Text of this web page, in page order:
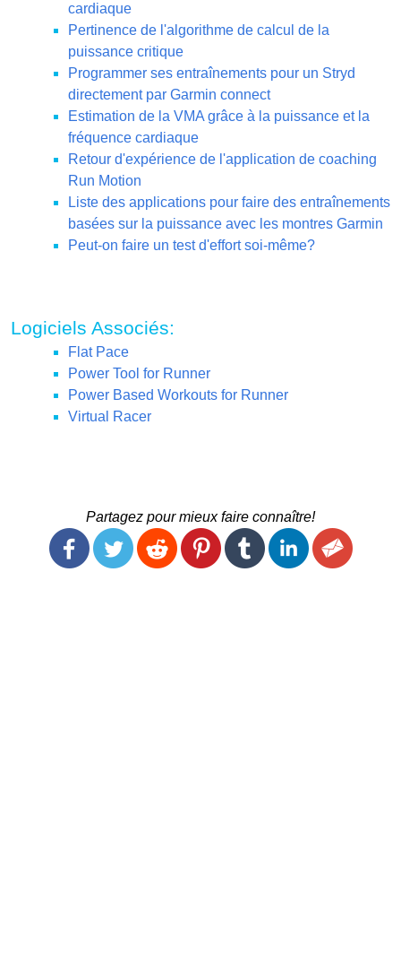
cardiaque
Pertinence de l'algorithme de calcul de la
puissance critique
Programmer ses entraînements pour un Stryd
directement par Garmin connect
Estimation de la VMA grâce à la puissance et la
fréquence cardiaque
Retour d'expérience de l'application de coaching
Run Motion
Liste des applications pour faire des entraînements
basées sur la puissance avec les montres Garmin
Peut-on faire un test d'effort soi-même?
Logiciels Associés:
Flat Pace
Power Tool for Runner
Power Based Workouts for Runner
Virtual Racer
Partagez pour mieux faire connaître!